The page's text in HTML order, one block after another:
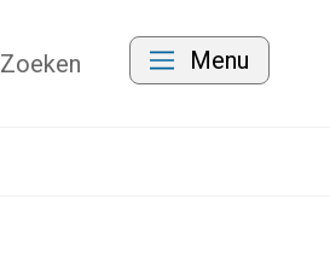
Zoeken Menu